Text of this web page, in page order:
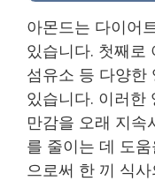
아몬드는 다이어
있습니다. 첫째로
섬유소 등 다양한
있습니다. 이러한
만감을 오래 지속
를 줄이는 데 도
으로써 한 끼 식